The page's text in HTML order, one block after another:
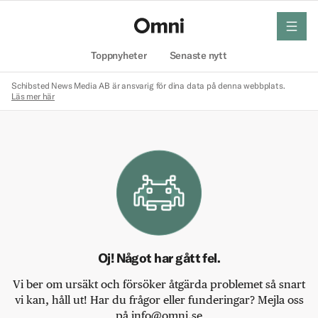
Toppnyheter Senaste nytt
meny
Schibsted News Media AB är ansvarig för dina data på denna webbplats.
Läs mer här
Oj! Något har gått fel.
Vi ber om ursäkt och försöker åtgärda problemet så snart
vi kan, håll ut! Har du frågor eller funderingar? Mejla oss